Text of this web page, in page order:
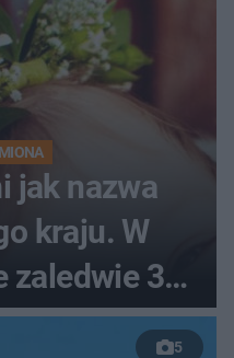
jak nazwa
kraju. W
zaledwie 3
5